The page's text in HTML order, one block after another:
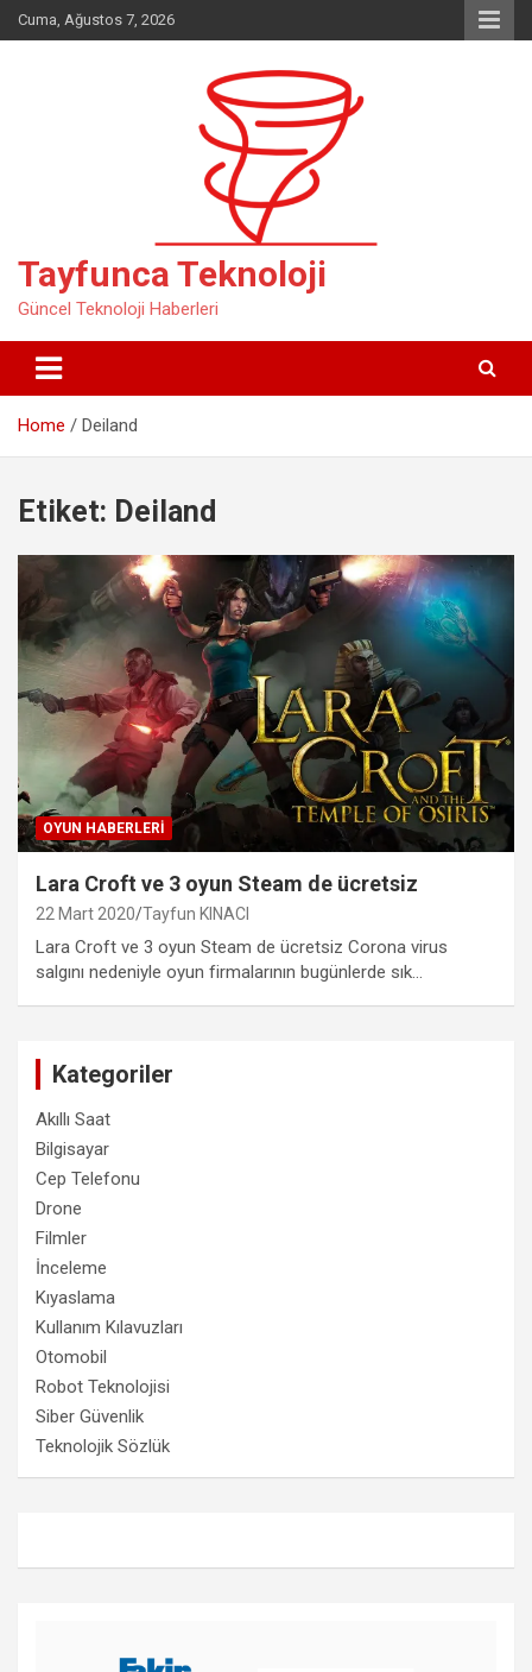
Skip
to
Cuma, Ağustos 7, 2026
Tayfunca Teknoloji
Güncel Teknoloji Haberleri
Home Deiland
Etiket: Deiland
OYUN HABERLERI
Lara Croft ve 3 oyun Steam de ücretsiz
22 Mart 2020 Tayfun KINACI
Lara Croft ve 3 oyun Steam de ücretsiz Corona virus
salgını nedeniyle oyun firmalarının bugünlerde sık…
Kategoriler
Akıllı Saat
Bilgisayar
Cep Telefonu
Drone
Filmler
İnceleme
Kıyaslama
Kullanım Kılavuzları
Otomobil
Robot Teknolojisi
Siber Güvenlik
Teknolojik Sözlük